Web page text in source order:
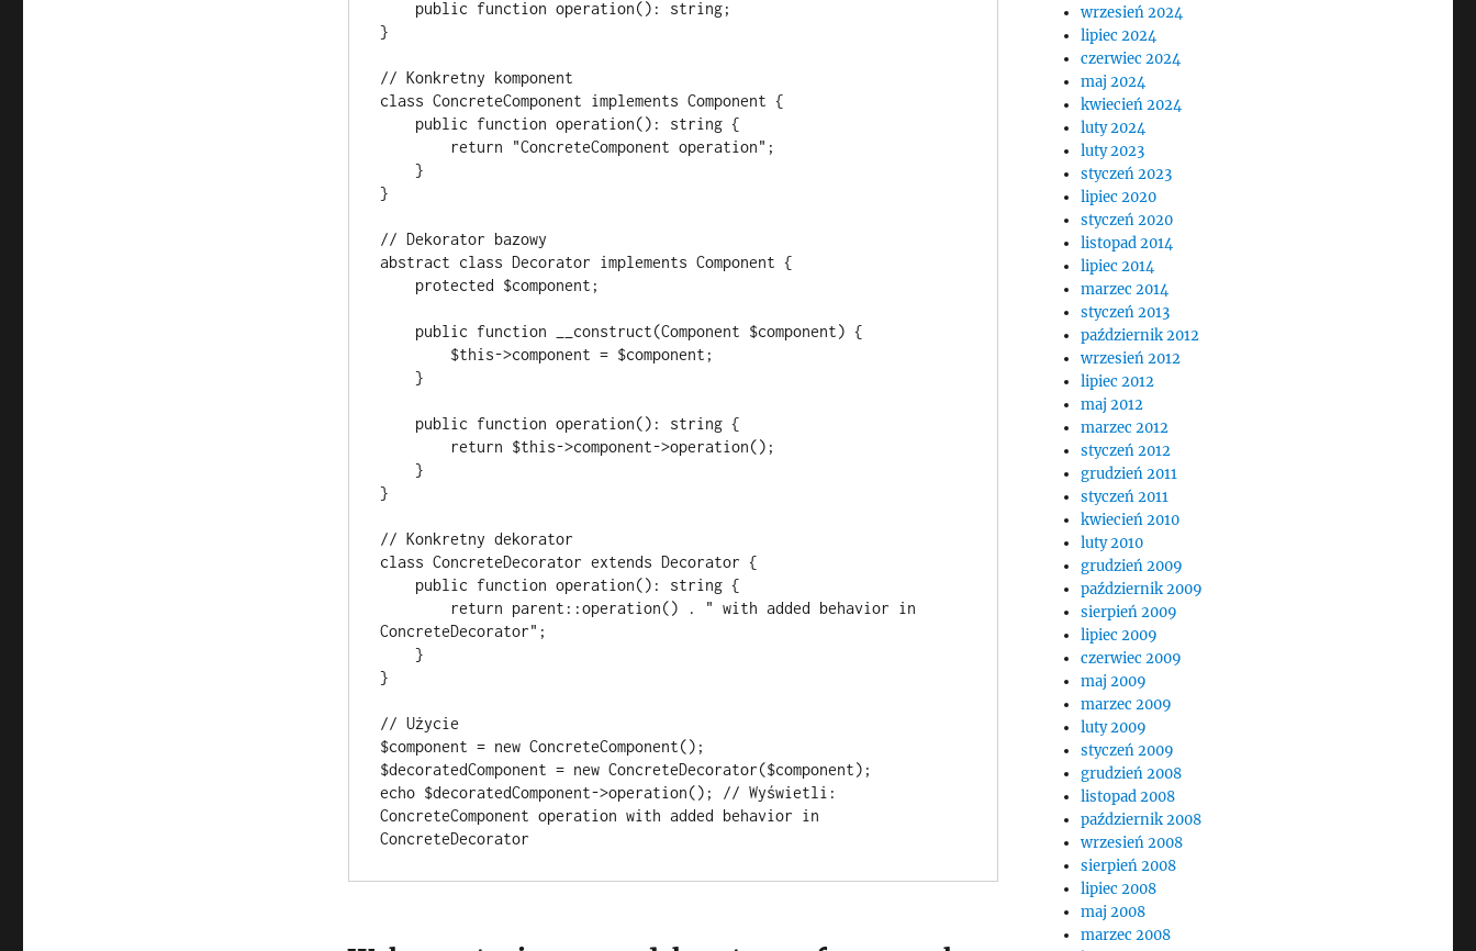
}
// Konkretny komponent
class ConcreteComponent implements Component {
}
// Dekorator bazowy
abstract class Decorator implements Component {
}
// Konkretny dekorator
class ConcreteDecorator extends Decorator {
ConcreteDecorator";
}
// Użycie
$component = new ConcreteComponent();
$decoratedComponent = new ConcreteDecorator($component);
echo $decoratedComponent->operation(); // Wyświetli:
ConcreteComponent operation with added behavior in
wrzesień 2024
lipiec 2024
czerwiec 2024
maj 2024
kwiecień 2024
luty 2024
luty 2023
styczeń 2023
lipiec 2020
styczeń 2020
listopad 2014
lipiec 2014
marzec 2014
styczeń 2013
październik 2012
wrzesień 2012
lipiec 2012
maj 2012
marzec 2012
styczeń 2012
grudzień 2011
styczeń 2011
kwiecień 2010
luty 2010
grudzień 2009
październik 2009
sierpień 2009
lipiec 2009
czerwiec 2009
maj 2009
marzec 2009
luty 2009
styczeń 2009
grudzień 2008
listopad 2008
październik 2008
wrzesień 2008
sierpień 2008
lipiec 2008
maj 2008
marzec 2008